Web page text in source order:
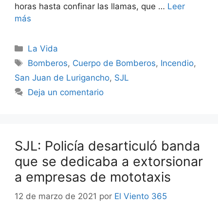
horas hasta confinar las llamas, que … Leer
más
Categorías
La Vida
Etiquetas
Bomberos, Cuerpo de Bomberos, Incendio,
San Juan de Lurigancho, SJL
Deja un comentario
SJL: Policía desarticuló banda
que se dedicaba a extorsionar
a empresas de mototaxis
12 de marzo de 2021 por El Viento 365